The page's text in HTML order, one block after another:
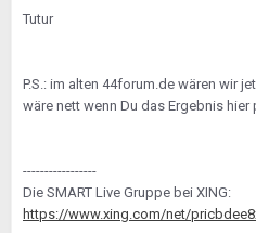
Tutur
P.S.: im alten 44forum.de wären wir
wäre nett wenn Du das Ergebnis
-----------------
Die SMART Live Gruppe bei XING:
https://www.xing.com/net/